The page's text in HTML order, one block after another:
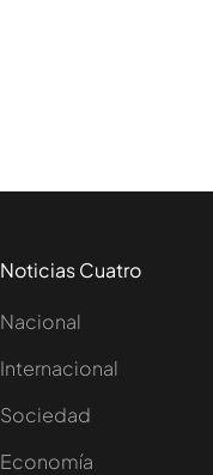
Noticias Cuatro
Nacional
Internacional
Sociedad
Economía